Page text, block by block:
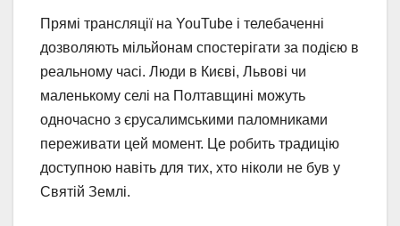
Прямі трансляції на YouTube і телебаченні
дозволяють мільйонам спостерігати за подією в
реальному часі. Люди в Києві, Львові чи
маленькому селі на Полтавщині можуть
одночасно з єрусалимськими паломниками
переживати цей момент. Це робить традицію
доступною навіть для тих, хто ніколи не був у
Святій Землі.